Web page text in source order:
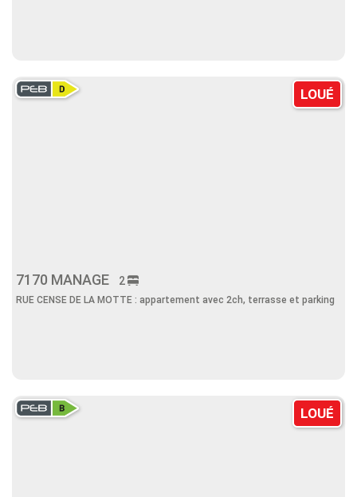
LOUÉ
7170 MANAGE 2
RUE CENSE DE LA MOTTE : appartement avec 2ch, terrasse et parking
LOUÉ